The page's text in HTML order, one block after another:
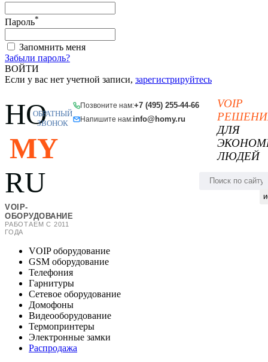
Пароль*
Запомнить меня
Забыли пароль?
ВОЙТИ
Если у вас нет учетной записи, зарегистрируйтесь
HO
MY
RU
VOIP-
ОБОРУДОВАНИЕ
РАБОТАЕМ С 2011
ГОДА
Позвоните нам:+7 (495) 255-44-66
Напишите нам:info@homy.ru
ОБРАТНЫЙ
ЗВОНОК
VOIP
ДЛЯ
ЛЮДЕЙ
VOIP оборудование
GSM оборудование
Телефония
Гарнитуры
Сетевое оборудование
Домофоны
Видеооборудование
Термопринтеры
Электронные замки
Распродажа